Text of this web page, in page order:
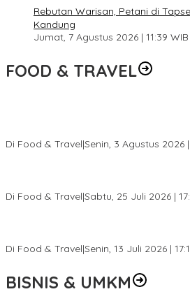
Rebutan Warisan, Petani di
Kandung
Jumat, 7 Agustus 2026 | 11:39 WIB
FOOD & TRAVEL
Di Food & Travel|Senin, 3 Agustus 2026
Di Food & Travel|Sabtu, 25 Juli 2026 |
Di Food & Travel|Senin, 13 Juli 2026 |
BISNIS & UMKM